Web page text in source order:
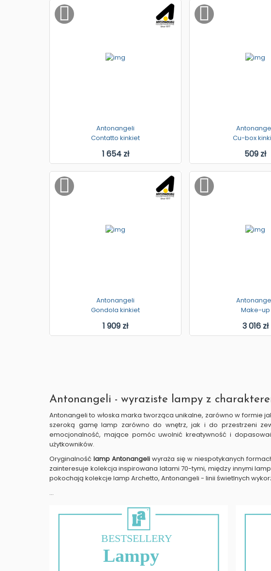
Antonangeli
Contatto kinkiet
1 654 zł
Cu-box
509 zł
Antonangeli
Gondola kinkiet
1 909 zł
Make-up
3 016 zł
Antonangeli - wyraziste lampy z
Antonangeli to włoska marka tworząca unikalne, zarówno w formie
szeroką gamę lamp zarówno do wnętrz, jak i do przestrzeni
emocjonalność, mające pomóc uwolnić kreatywność i
użytkowników.
Oryginalnośćlamp Antonangeli wyraża się w niespotykanych
zainteresuje kolekcja inspirowana latami 70-tymi, między innymi
pokochają kolekcje lamp Archetto, Antonangeli - linii świetlnych
...
BESTSELLERY
Lampy